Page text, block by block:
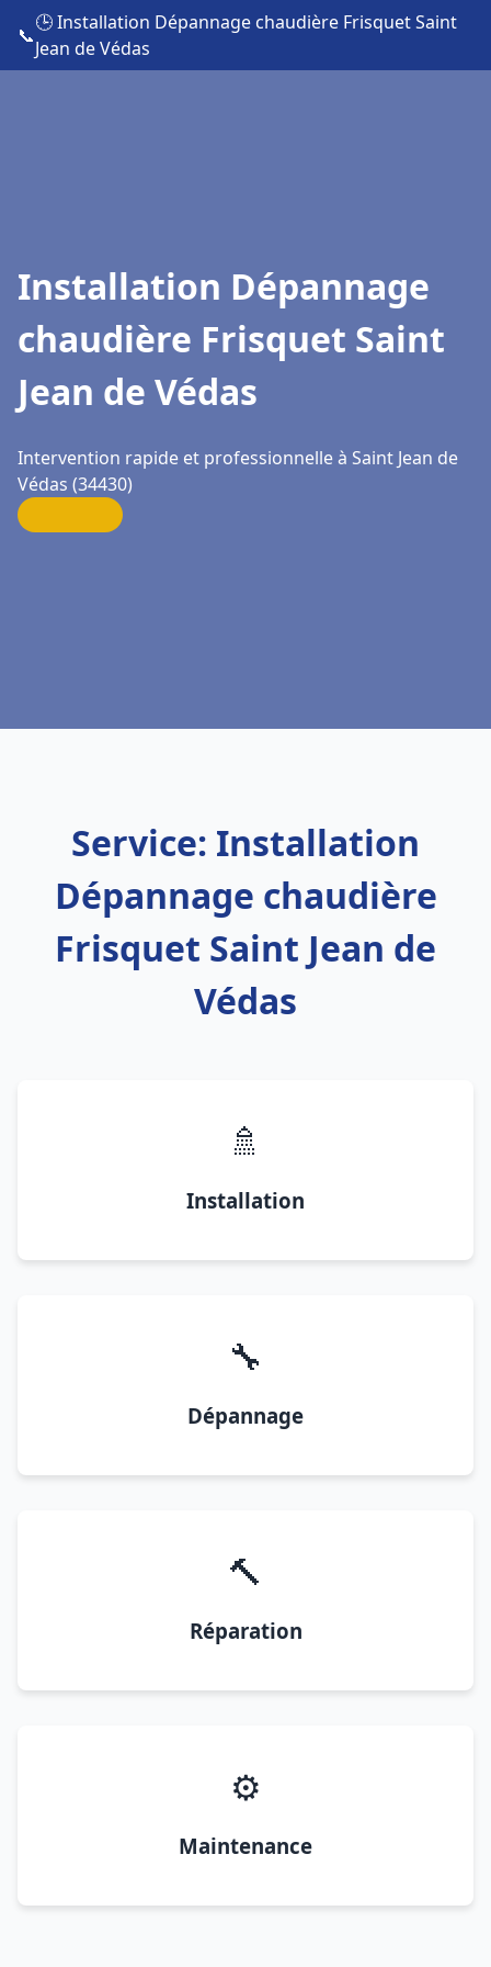
📞
🕒 Installation Dépannage chaudière Frisquet Saint
Jean de Védas
Installation Dépannage
chaudière Frisquet Saint
Jean de Védas
Intervention rapide et professionnelle à Saint Jean de
Védas (34430)
Service: Installation
Dépannage chaudière
Frisquet Saint Jean de
Védas
🚿
Installation
🔧
Dépannage
🔨
Réparation
⚙️
Maintenance